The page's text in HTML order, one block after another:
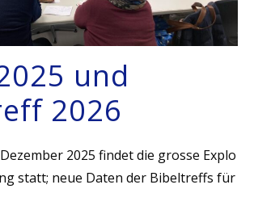
und
2026
2025 findet die grosse Explo
statt; neue Daten der Bibeltreffs für